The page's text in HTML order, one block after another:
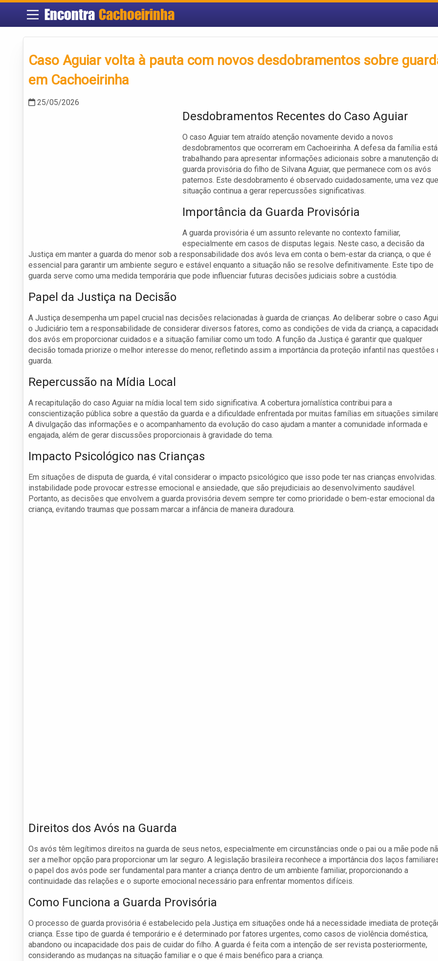
Encontra Cachoeirinha
Caso Aguiar volta à pauta com novos desdobramentos sobre
em Cachoeirinha
25/05/2026
Desdobramentos Recentes do Caso Aguiar
O caso Aguiar tem atraído atenção novamente devido a novos
desdobramentos que ocorreram em Cachoeirinha. A defesa da família está
trabalhando para apresentar informações adicionais sobre a manutenção
guarda provisória do filho de Silvana Aguiar, que permanece com os avós
paternos. Este desdobramento é observado cuidadosamente, uma vez
situação continua a gerar repercussões significativas.
Importância da Guarda Provisória
A guarda provisória é um assunto relevante no contexto familiar,
especialmente em casos de disputas legais. Neste caso, a decisão da
Justiça em manter a guarda do menor sob a responsabilidade dos avós leva em conta o bem-estar da criança, o que é
essencial para garantir um ambiente seguro e estável enquanto a situação não se resolve definitivamente. Este tipo de
guarda serve como uma medida temporária que pode influenciar futuras decisões judiciais sobre a custódia.
Papel da Justiça na Decisão
A Justiça desempenha um papel crucial nas decisões relacionadas à guarda de crianças. Ao deliberar sobre o caso
o Judiciário tem a responsabilidade de considerar diversos fatores, como as condições de vida da criança, a
dos avós em proporcionar cuidados e a situação familiar como um todo. A função da Justiça é garantir que qualquer
decisão tomada priorize o melhor interesse do menor, refletindo assim a importância da proteção infantil nas questões
guarda.
Repercussão na Mídia Local
A recapitulação do caso Aguiar na mídia local tem sido significativa. A cobertura jornalística contribui para a
conscientização pública sobre a questão da guarda e a dificuldade enfrentada por muitas famílias em situações
A divulgação das informações e o acompanhamento da evolução do caso ajudam a manter a comunidade informada e
engajada, além de gerar discussões proporcionais à gravidade do tema.
Impacto Psicológico nas Crianças
Em situações de disputa de guarda, é vital considerar o impacto psicológico que isso pode ter nas crianças envolvidas.
instabilidade pode provocar estresse emocional e ansiedade, que são prejudiciais ao desenvolvimento saudável.
Portanto, as decisões que envolvem a guarda provisória devem sempre ter como prioridade o bem-estar emocional da
criança, evitando traumas que possam marcar a infância de maneira duradoura.
Direitos dos Avós na Guarda
Os avós têm legítimos direitos na guarda de seus netos, especialmente em circunstâncias onde o pai ou a mãe pode
ser a melhor opção para proporcionar um lar seguro. A legislação brasileira reconhece a importância dos laços
o papel dos avós pode ser fundamental para manter a criança dentro de um ambiente familiar, proporcionando a
continuidade das relações e o suporte emocional necessário para enfrentar momentos difíceis.
Como Funciona a Guarda Provisória
O processo de guarda provisória é estabelecido pela Justiça em situações onde há a necessidade imediata de
criança. Esse tipo de guarda é temporário e é determinado por fatores urgentes, como casos de violência doméstica,
abandono ou incapacidade dos pais de cuidar do filho. A guarda é feita com a intenção de ser revista posteriormente,
considerando as mudanças na situação familiar e o que é mais benéfico para a criança.